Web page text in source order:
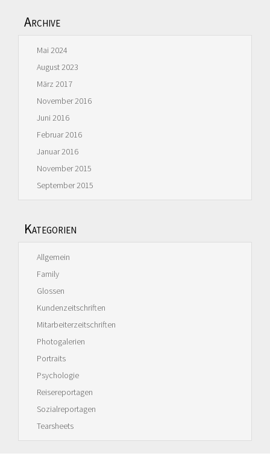
Archive
Mai 2024
August 2023
März 2017
November 2016
Juni 2016
Februar 2016
Januar 2016
November 2015
September 2015
Kategorien
Allgemein
Family
Glossen
Kundenzeitschriften
Mitarbeiterzeitschriften
Photogalerien
Portraits
Psychologie
Reisereportagen
Sozialreportagen
Tearsheets